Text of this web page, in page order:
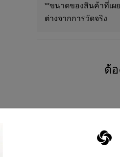
**ขนาดของสินค้าที่เผ
ต่างจากการวัดจริง
ต้